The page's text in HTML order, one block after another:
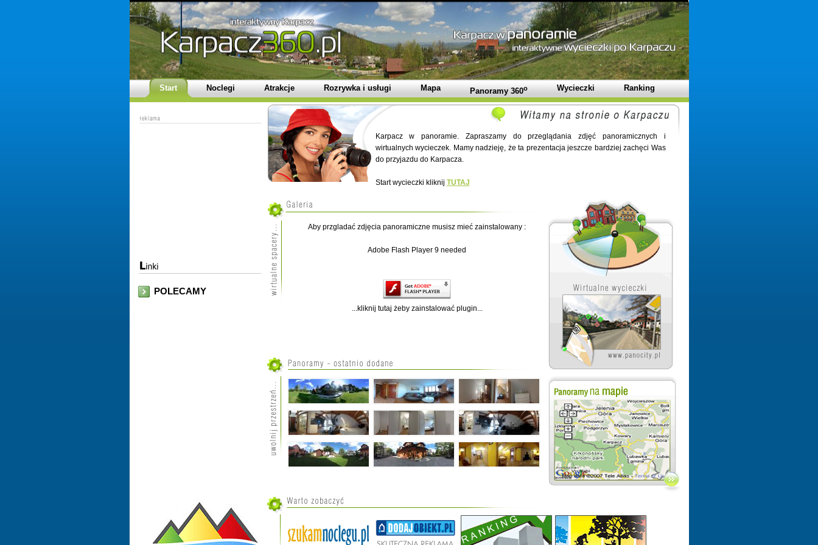
Start Noclegi Atrakcje Rozrywka i usługi Mapa Panoramy 360o Wycieczki Ranking
POLECAMY
Karpacz w panoramie. Zapraszamy do przeglądania zdjęć panoramicznych i
wirtualnych wycieczek. Mamy nadzieję, że ta prezentacja jeszcze bardziej zachęci Was
do przyjazdu do Karpacza.
Start wycieczki kliknij TUTAJ
Aby przgladać zdjęcia panoramiczne musisz mieć zainstalowany :
Adobe Flash Player 9 needed
...kliknij tutaj żeby zainstalować plugin...